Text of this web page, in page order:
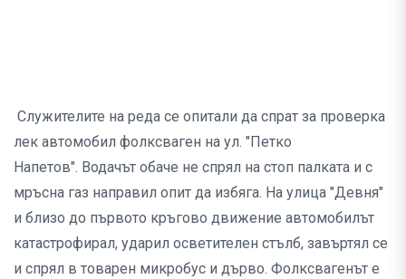
Служителите на реда се опитали да спрат за проверка
лек автомобил фолксваген на ул. "Петко
Напетов". Водачът обаче не спрял на стоп палката и с
мръсна газ направил опит да избяга. На улица "Девня"
и близо до първото кръгово движение автомобилът
катастрофирал, ударил осветителен стълб, завъртял се
и спрял в товарен микробус и дърво. Фолксвагенът е